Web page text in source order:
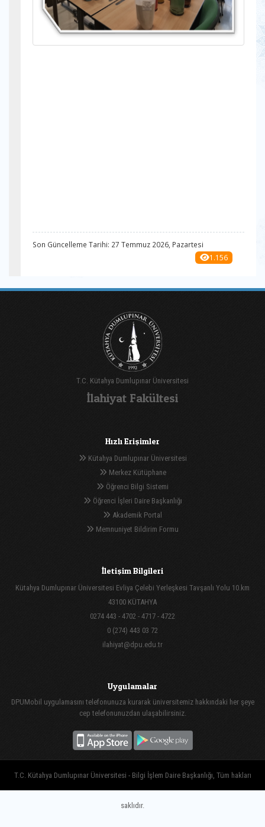
Son Güncelleme Tarihi: 27 Temmuz 2026, Pazartesi
1.156
T.C. Kütahya Dumlupınar Üniversitesi
İlahiyat Fakültesi
Hızlı Erişimler
Kütahya Dumlupınar Üniversitesi
Merkez Kütüphane
Öğrenci Bilgi Sistemi
Öğrenci İşleri Daire Başkanlığı
Akademik Portal
Memnuniyet Bildirim Formu
İletişim Bilgileri
Kütahya Dumlupınar Üniversitesi Evliya Çelebi Yerleşkesi Tavşanlı Yolu 10.km
43100 KÜTAHYA
0274 443 - 4702 - 4717 - 4722
0 (274) 443 03 72
ilahiyat@dpu.edu.tr
Uygulamalar
DPUMobil uygulamasını telefonunuza kurarak üniversitemiz hakkındaki her şeye
cep telefonunuzdan ulaşabilirsiniz.
T.C. Kütahya Dumlupınar Üniversitesi - Bilgi İşlem Daire Başkanlığı, Tüm hakları
saklıdır.